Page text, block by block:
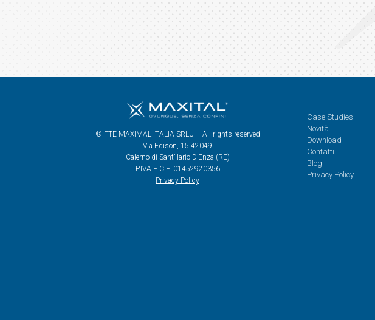
© FTE MAXIMAL ITALIA SRLU – All rights reserved
Via Edison, 15 42049
Calerno di Sant’Ilario D’Enza (RE)
P.IVA E C.F. 01452920356
Privacy Policy
Case Studies
Novità
Download
Contatti
Blog
Privacy Policy